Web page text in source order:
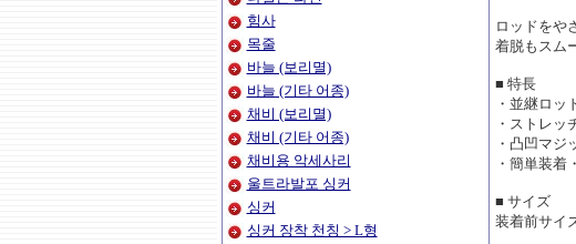
힘사
목줄
바늘 (보리멸)
바늘 (기타 어종)
채비 (보리멸)
채비 (기타 어종)
채비용 악세사리
울트라발포 싱커
싱커
싱커 장착 천칭 > L형
ロッドをや
着脱もスム
■ 特長
・並継ロッ
・ストレッ
・凸凹マジ
・簡単装着
■ サイズ
装着前サイ